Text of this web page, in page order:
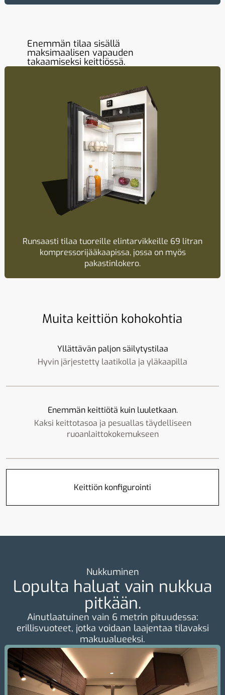
Enemmän tilaa sisällä
maksimaalisen vapauden
takaamiseksi keittiössä.
Runsaasti tilaa tuoreille elintarvikkeille 69 litran
kompressorijääkaapissa, jossa on myös
pakastinlokero.
Muita keittiön kohokohtia
Yllättävän paljon säilytystilaa
Hyvin järjestetty laatikolla ja yläkaapilla
Enemmän keittiötä kuin luuletkaan.
Kaksi keittotasoa ja pesuallas täydelliseen
ruoanlaittokokemukseen
Keittiön konfigurointi
Nukkuminen
Lopulta haluat vain nukkua
pitkään.
Ainutlaatuinen vain 6 metrin pituudessa:
erillisvuoteet, jotka voidaan laajentaa tilavaksi
makuualueeksi.